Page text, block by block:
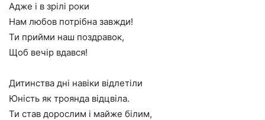
Адже і в зрілі роки
Нам любов потрібна завжди!
Ти прийми наш поздравок,
Щоб вечір вдався!
Дитинства дні навіки відлетіли
Юність як троянда відцвіла.
Ти став дорослим і майже білим,